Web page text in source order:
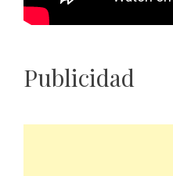
Publicidad